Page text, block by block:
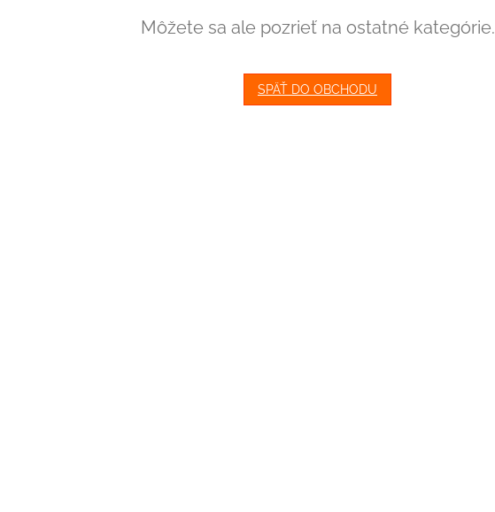
Môžete sa ale pozrieť na ostatné kategórie.
SPÄŤ DO OBCHODU